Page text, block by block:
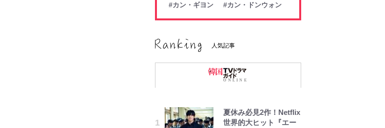
#カン・ギヨン
#カン・ドンウォン
人気記事
夏休み必見2作！Netflix
世界的大ヒット『エー